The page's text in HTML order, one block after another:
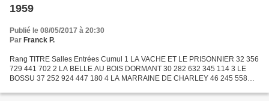
1959
Publié le 08/05/2017 à 20:30
Par Franck P.
Rang TITRE Salles Entrées Cumul 1 LA VACHE ET LE PRISONNIER 32 356
729 441 702 2 LA BELLE AU BOIS DORMANT 30 282 632 345 114 3 LE
BOSSU 37 252 924 447 180 4 LA MARRAINE DE CHARLEY 46 245 558